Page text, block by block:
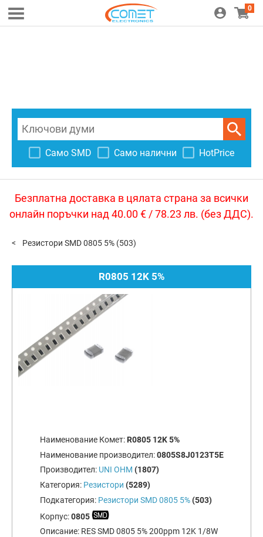
0
Само SMD Само налични HotPrice
Безплатна доставка в цялата страна за всички
онлайн поръчки над 40.00 € / 78.23 лв. (без ДДС).
Резистори SMD 0805 5% (503)
R0805 12K 5%
Наименование Комет: R0805 12K 5%
Наименование производител:0805S8J0123T5E
Производител: UNI OHM (1807)
Категория: Резистори (5289)
Подкатегория: Резистори SMD 0805 5% (503)
Корпус:0805
Описание: RES SMD 0805 5% 200ppm 12K 1/8W